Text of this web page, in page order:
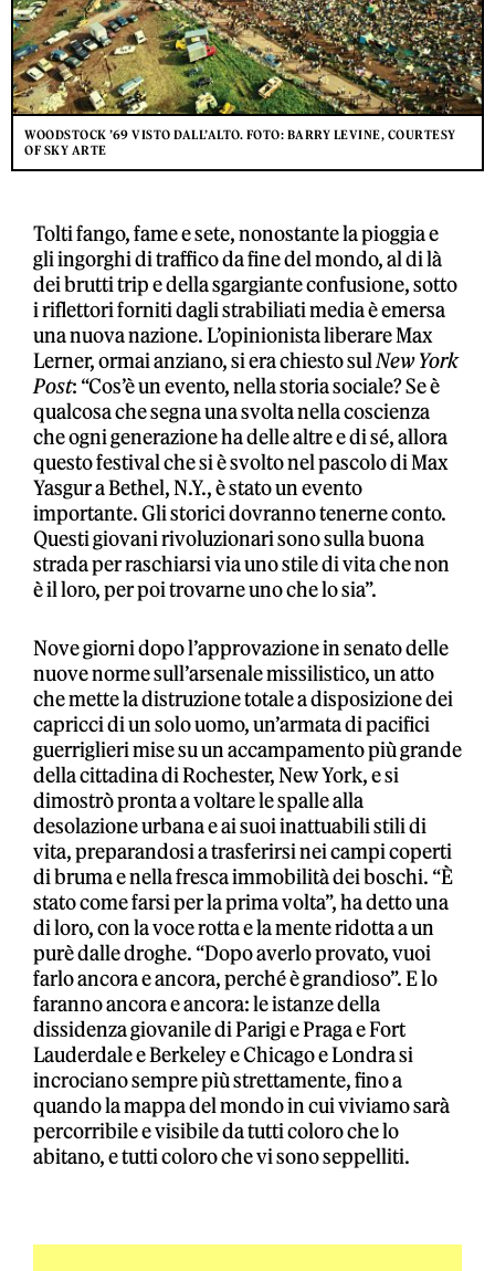
WOODSTOCK ’69 VISTO DALL’ALTO. FOTO: BARRY LEVINE, COURTESY
OF SKY ARTE
Tolti fango, fame e sete, nonostante la pioggia e
gli ingorghi di traffico da fine del mondo, al di là
dei brutti trip e della sgargiante confusione, sotto
i riflettori forniti dagli strabiliati media è emersa
una nuova nazione. L’opinionista liberare Max
Lerner, ormai anziano, si era chiesto sulNew York
Post: “Cos’è un evento, nella storia sociale? Se è
qualcosa che segna una svolta nella coscienza
che ogni generazione ha delle altre e di sé, allora
questo festival che si è svolto nel pascolo di Max
Yasgur a Bethel, N.Y., è stato un evento
importante. Gli storici dovranno tenerne conto.
Questi giovani rivoluzionari sono sulla buona
strada per raschiarsi via uno stile di vita che non
è il loro, per poi trovarne uno che lo sia”.
Nove giorni dopo l’approvazione in senato delle
nuove norme sull’arsenale missilistico, un atto
che mette la distruzione totale a disposizione dei
capricci di un solo uomo, un’armata di pacifici
guerriglieri mise su un accampamento più grande
della cittadina di Rochester, New York, e si
dimostrò pronta a voltare le spalle alla
desolazione urbana e ai suoi inattuabili stili di
vita, preparandosi a trasferirsi nei campi coperti
di bruma e nella fresca immobilità dei boschi. “È
stato come farsi per la prima volta”, ha detto una
di loro, con la voce rotta e la mente ridotta a un
purè dalle droghe. “Dopo averlo provato, vuoi
farlo ancora e ancora, perché è grandioso”. E lo
faranno ancora e ancora: le istanze della
dissidenza giovanile di Parigi e Praga e Fort
Lauderdale e Berkeley e Chicago e Londra si
incrociano sempre più strettamente, fino a
quando la mappa del mondo in cui viviamo sarà
percorribile e visibile da tutti coloro che lo
abitano, e tutti coloro che vi sono seppelliti.